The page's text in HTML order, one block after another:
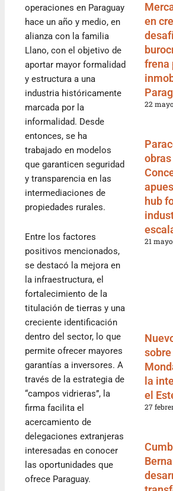
operaciones en Paraguay
hace un año y medio, en
alianza con la familia
Llano, con el objetivo de
aportar mayor formalidad
y estructura a una
industria históricamente
marcada por la
informalidad. Desde
entonces, se ha
trabajado en modelos
que garanticen seguridad
y transparencia en las
intermediaciones de
propiedades rurales.
Entre los factores
positivos mencionados,
se destacó la mejora en
la infraestructura, el
fortalecimiento de la
titulación de tierras y una
creciente identificación
dentro del sector, lo que
permite ofrecer mayores
garantías a inversores. A
través de la estrategia de
“campos vidrieras”, la
firma facilita el
acercamiento de
delegaciones extranjeras
interesadas en conocer
las oportunidades que
ofrece Paraguay.
en
frena
22
obras
hub
21
la
el
27